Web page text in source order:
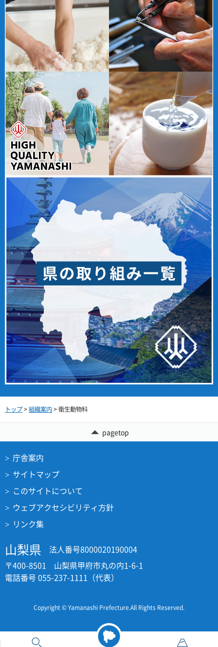
トップ>組織案内> 衛生動物科
pagetop
庁舎案内
サイトマップ
このサイトについて
ウェブアクセシビリティ方針
リンク集
山梨県
法人番号8000020190004
〒400-8501 山梨県甲府市丸の内1-6-1
電話番号 055-237-1111（代表）
Copyright © Yamanashi Prefecture.All Rights Reserved.